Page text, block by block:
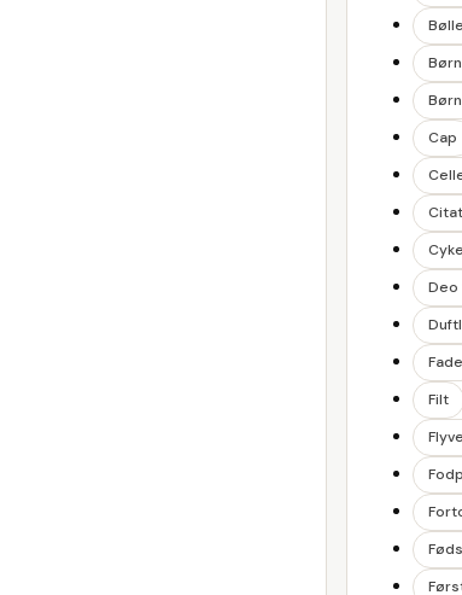
Cap
Deo
Fade
Filt